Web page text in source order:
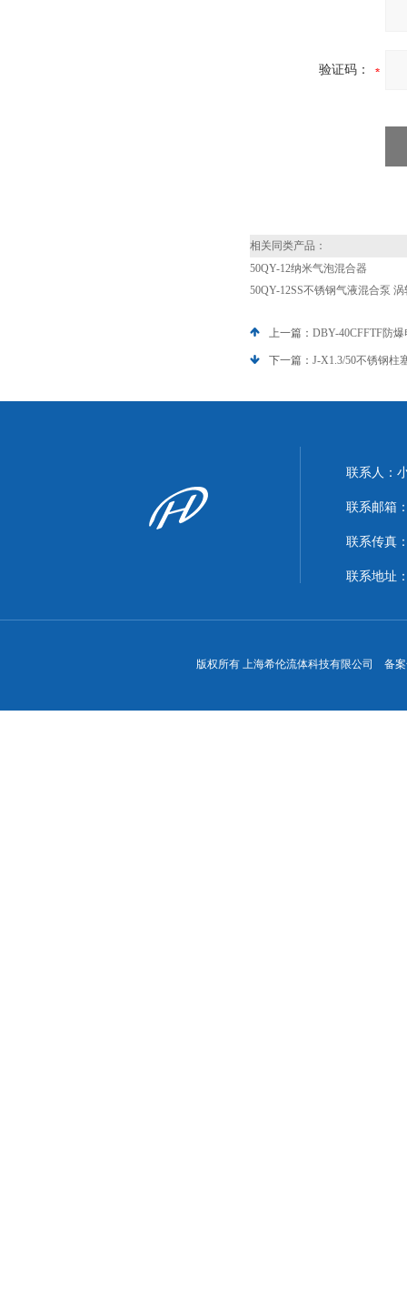
验证码：
相关同类产品：
50QY-12纳米气泡混合器
50QY-12SS不锈钢气液混合泵
上一篇： DBY-40CFFTF防
下一篇： J-X1.3/50不锈钢柱
联系人：
联系邮箱
联系传真
联系地址
版权所有 上海希伦流体科技有限公司 备